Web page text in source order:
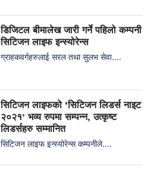
डिजिटल बीमालेख जारी गर्ने पहिलो कम्पनी
सिटिजन लाइफ इन्स्योरेन्स
ग्राहकवर्गहरुलाई सरल तथा सुलभ सेवा....
सिटिजन लाइफको ‘सिटिजन लिडर्स नाइट
२०२१’ भव्य रुपमा सम्पन्न, उत्कृष्ट
लिडर्सहरु सम्मानित
सिटिजन लाइफ इन्स्योरेन्स कम्पनीले....